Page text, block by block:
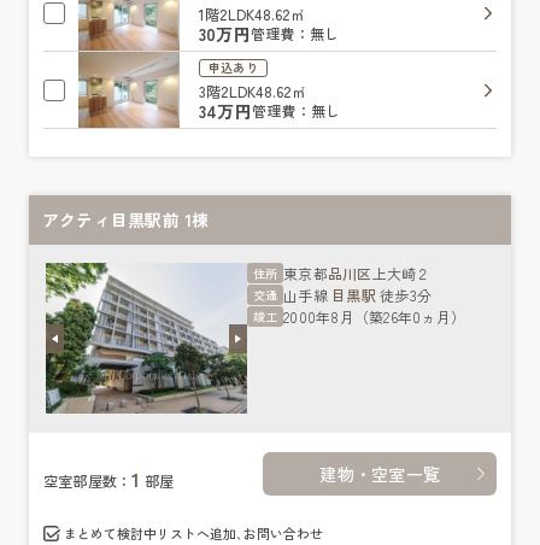
1階2LDK48.62㎡
30万円管理費：無し
申込あり
3階2LDK48.62㎡
34万円管理費：無し
アクティ目黒駅前 1棟
住所 東京都品川区 上大崎２
交通 山手線 目黒駅 徒歩3分
竣工 2000年8月（築26年0ヵ月）
空室部屋数：1 部屋 建物・空室一覧
まとめて検討中リストへ追加､お問い合わせ